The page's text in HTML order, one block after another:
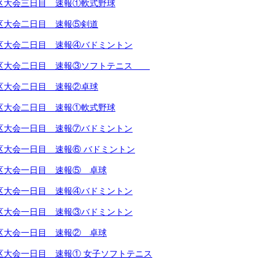
大会三日目 速報①軟式野球
大会二日目 速報⑤剣道
大会二日目 速報④バドミントン
大会二日目 速報③ソフトテニス
大会二日目 速報②卓球
大会二日目 速報①軟式野球
大会一日目 速報⑦バドミントン
大会一日目 速報⑥ バドミントン
大会一日目 速報⑤ 卓球
大会一日目 速報④バドミントン
大会一日目 速報③バドミントン
大会一日目 速報② 卓球
大会一日目 速報① 女子ソフトテニス